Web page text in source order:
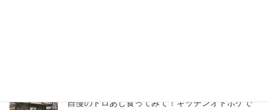
自慢のトロあじ食ってみて！キッチンオトボケで